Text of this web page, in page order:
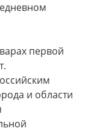
первой
и области